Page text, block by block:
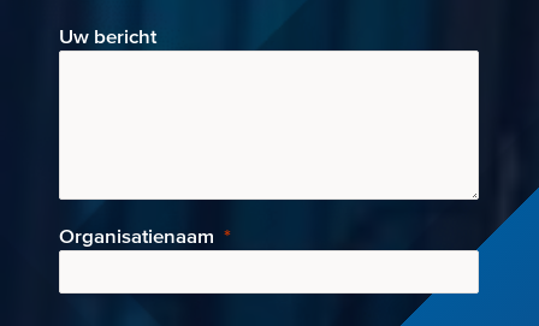
Uw bericht
Organisatienaam